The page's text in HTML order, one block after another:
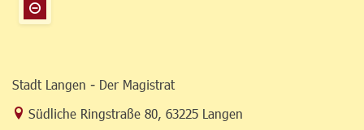
Stadt Langen - Der Magistrat
Link zur Google-Maps Navigation
Südliche Ringstraße 80, 63225 Langen